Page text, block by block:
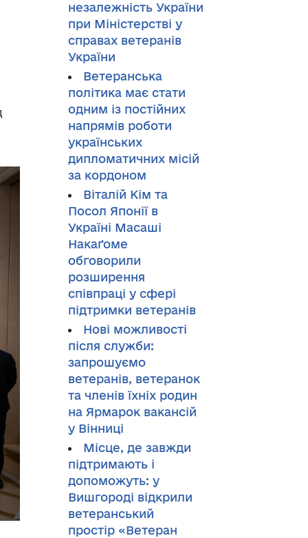
незалежність України
при Міністерстві у
справах ветеранів
України
Ветеранська
політика має стати
одним із постійних
напрямів роботи
українських
дипломатичних місій
за кордоном
Віталій Кім та
Посол Японії в
Україні Масаші
Накаґоме
обговорили
розширення
співпраці у сфері
підтримки ветеранів
Нові можливості
після служби:
запрошуємо
ветеранів, ветеранок
та членів їхніх родин
на Ярмарок вакансій
у Вінниці
Місце, де завжди
підтримають і
допоможуть: у
Вишгороді відкрили
ветеранський
простір «Ветеран